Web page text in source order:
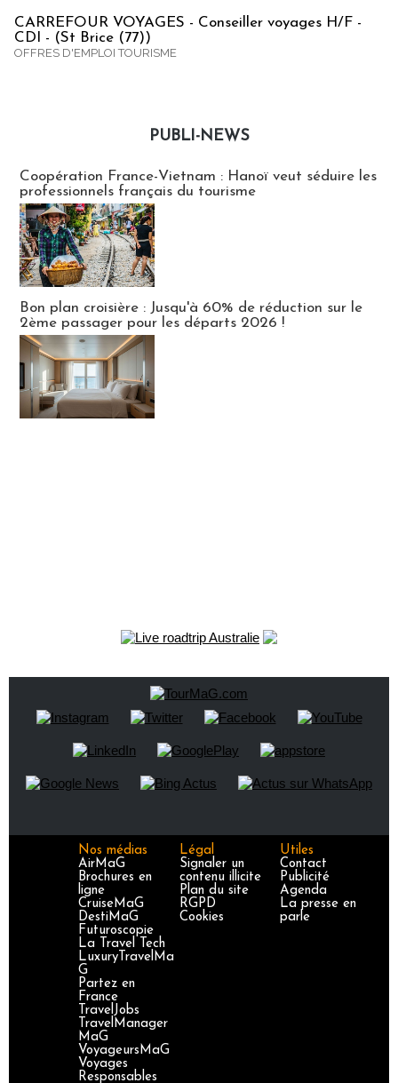
CARREFOUR VOYAGES - Conseiller voyages H/F -
CDI - (St Brice (77))
OFFRES D'EMPLOI TOURISME
PUBLI-NEWS
Coopération France-Vietnam : Hanoï veut séduire les
professionnels français du tourisme
Bon plan croisière : Jusqu'à 60% de réduction sur le
2ème passager pour les départs 2026 !
Nos médias
AirMaG
Brochures en
ligne
CruiseMaG
DestiMaG
Futuroscopie
La Travel Tech
LuxuryTravelMa
G
Partez en
France
TravelJobs
TravelManager
MaG
VoyageursMaG
Voyages
Responsables
Légal
Signaler un
contenu illicite
Plan du site
RGPD
Cookies
Utiles
Contact
Publicité
Agenda
La presse en
parle